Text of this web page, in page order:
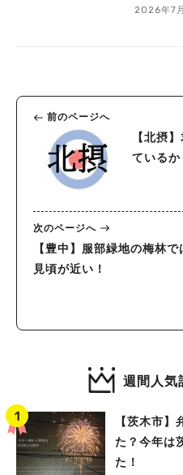
2026年7
前のページへ
【北摂
ているか
次のページへ
【豊中】服部緑地の梅林で
見頃が近い！
週間人気
【茨木市】
た？今年は
た！